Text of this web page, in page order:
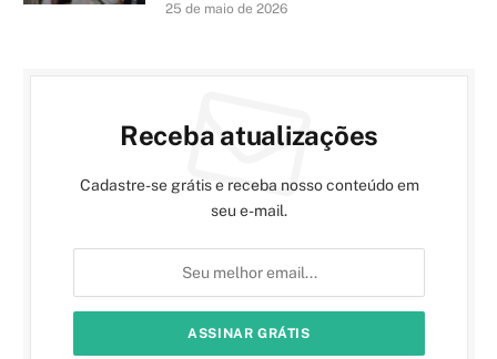
25 de maio de 2026
Receba atualizações
Cadastre-se grátis e receba nosso conteúdo em
seu e-mail.